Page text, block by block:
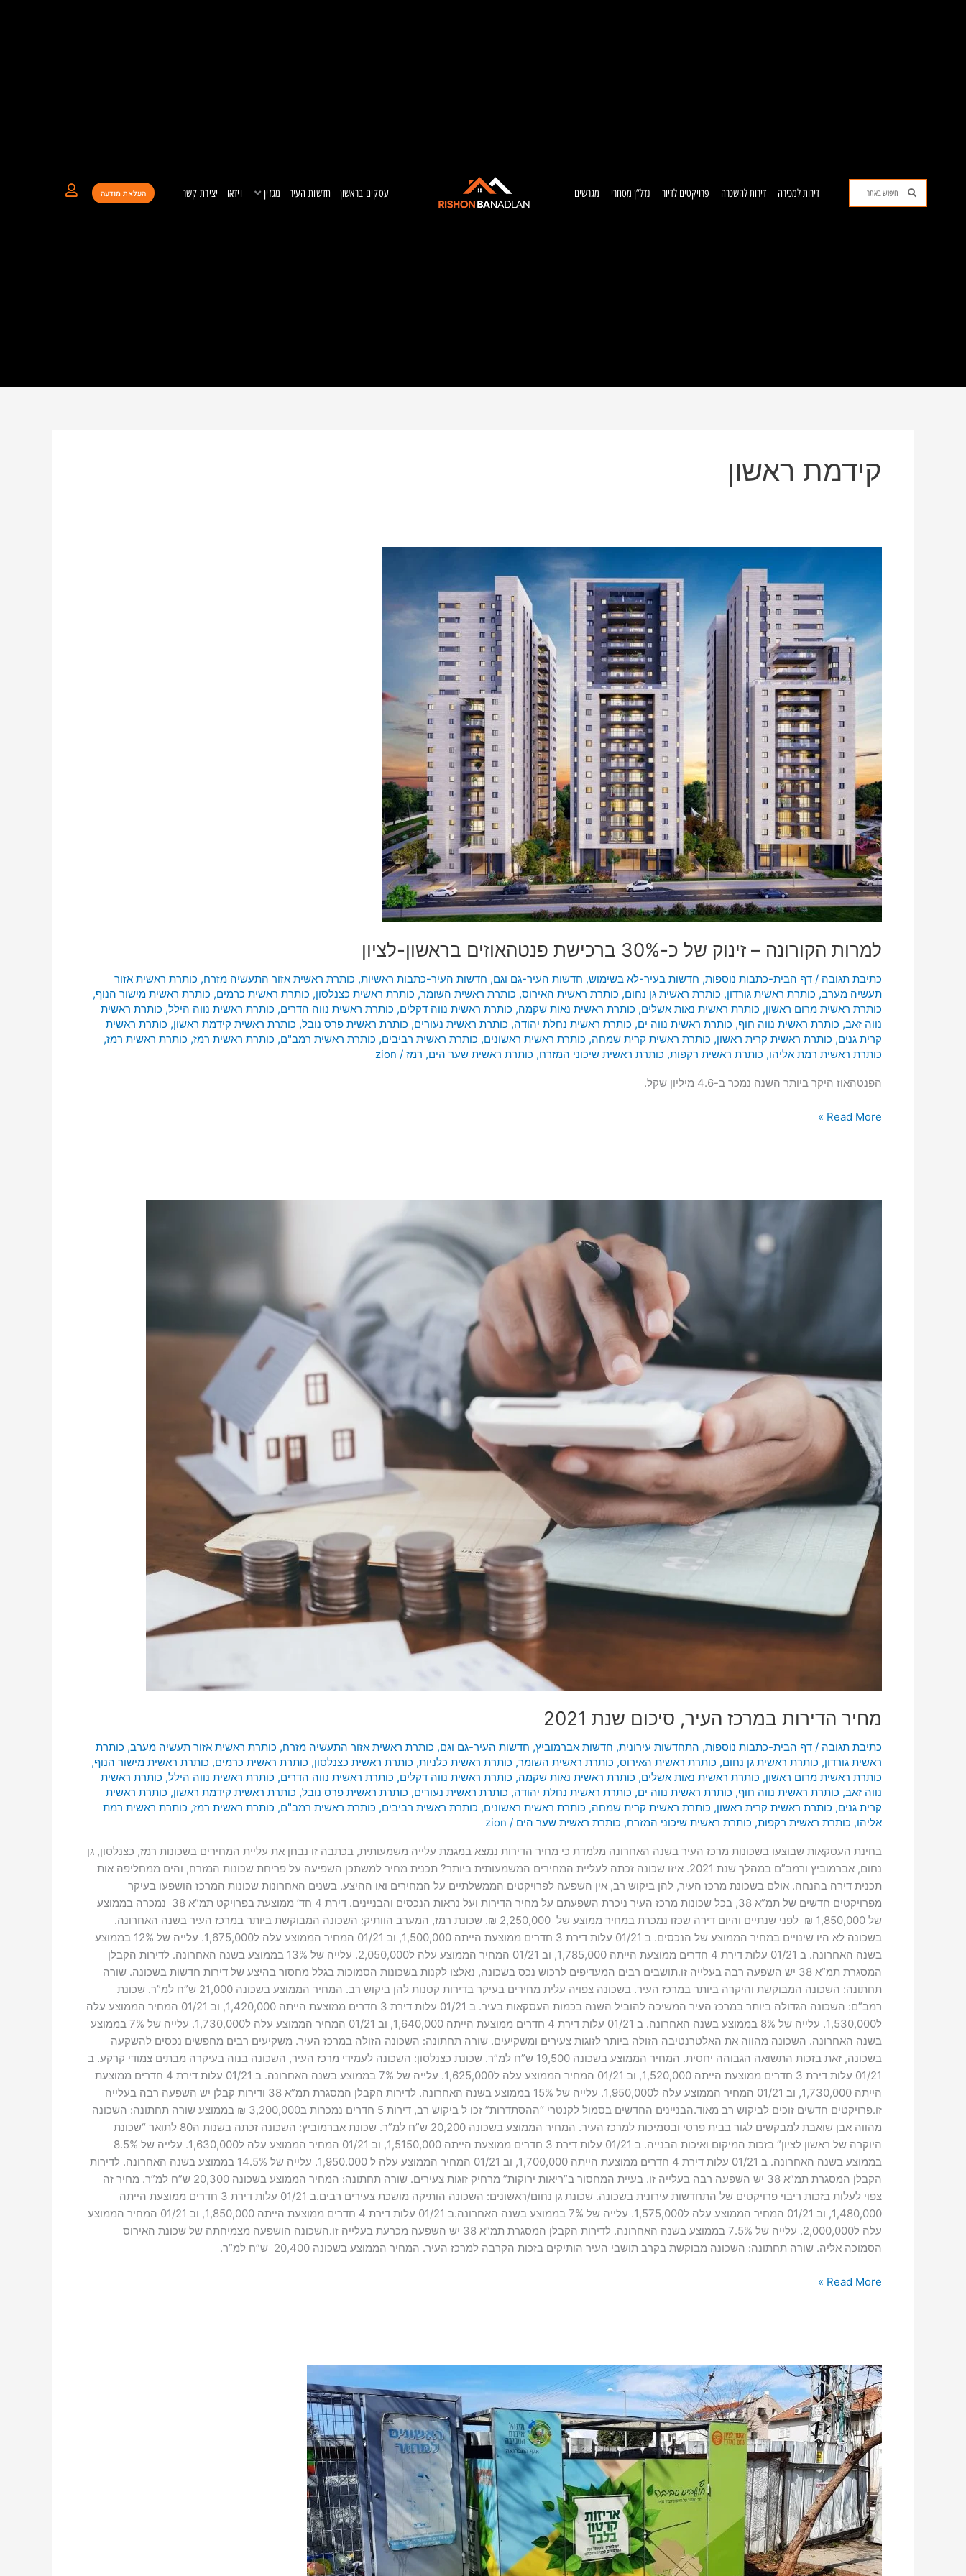
חיפושחיפוש דירות למכירה דירות להשכרה פרויקטים לדיור נדל”ן מסחרי מגרשים עסקים בראשון חדשות העיר מגזין וידאו יצירת קשר העלאת מודעה
קידמת ראשון
למרות הקורונה – זינוק של כ-30% ברכישת פנטהאוזים בראשון-לציון
כתיבת תגובה / דף הבית-כתבות נוספות, חדשות בעיר-לא בשימוש, חדשות העיר-גם וגם, חדשות העיר-כתבות ראשיות, כותרת ראשית אזור התעשיה מזרח, כותרת ראשית אזור
תעשיה מערב, כותרת ראשית גורדון, כותרת ראשית גן נחום, כותרת ראשית האירוס, כותרת ראשית השומר, כותרת ראשית כצנלסון, כותרת ראשית כרמים, כותרת ראשית מישור הנוף,
כותרת ראשית מרום ראשון, כותרת ראשית נאות אשלים, כותרת ראשית נאות שקמה, כותרת ראשית נווה דקלים, כותרת ראשית נווה הדרים, כותרת ראשית נווה הילל, כותרת ראשית
נווה זאב, כותרת ראשית נווה חוף, כותרת ראשית נווה ים, כותרת ראשית נחלת יהודה, כותרת ראשית נעורים, כותרת ראשית פרס נובל, כותרת ראשית קידמת ראשון, כותרת ראשית
קרית גנים, כותרת ראשית קרית ראשון, כותרת ראשית קרית שמחה, כותרת ראשית ראשונים, כותרת ראשית רביבים, כותרת ראשית רמב"ם, כותרת ראשית רמז, כותרת ראשית רמז,
כותרת ראשית רמת אליהו, כותרת ראשית רקפות, כותרת ראשית שיכוני המזרח, כותרת ראשית שער הים, רמז /
zion
הפנטהאוז היקר ביותר השנה נמכר ב-4.6 מיליון שקל.
של
כ-30%
ברכישת
פנטהאוזים
בראשון-לציון
Read More »
מחיר הדירות במרכז העיר, סיכום שנת 2021
כתיבת תגובה / דף הבית-כתבות נוספות, התחדשות עירונית, חדשות אברמוביץ, חדשות העיר-גם וגם, כותרת ראשית אזור התעשיה מזרח, כותרת ראשית אזור תעשיה מערב, כותרת
ראשית גורדון, כותרת ראשית גן נחום, כותרת ראשית האירוס, כותרת ראשית השומר, כותרת ראשית כלניות, כותרת ראשית כצנלסון, כותרת ראשית כרמים, כותרת ראשית מישור הנוף,
כותרת ראשית מרום ראשון, כותרת ראשית נאות אשלים, כותרת ראשית נאות שקמה, כותרת ראשית נווה דקלים, כותרת ראשית נווה הדרים, כותרת ראשית נווה הילל, כותרת ראשית
נווה זאב, כותרת ראשית נווה חוף, כותרת ראשית נווה ים, כותרת ראשית נחלת יהודה, כותרת ראשית נעורים, כותרת ראשית פרס נובל, כותרת ראשית קידמת ראשון, כותרת ראשית
קרית גנים, כותרת ראשית קרית ראשון, כותרת ראשית קרית שמחה, כותרת ראשית ראשונים, כותרת ראשית רביבים, כותרת ראשית רמב"ם, כותרת ראשית רמז, כותרת ראשית רמת
אליהו, כותרת ראשית רקפות, כותרת ראשית שיכוני המזרח, כותרת ראשית שער הים /
zion
בחינת העסקאות שבוצעו בשכונות מרכז העיר בשנה האחרונה מלמדת כי מחיר הדירות נמצא במגמת עלייה משמעותית, בכתבה זו נבחן את עליית המחירים בשכונות רמז, כצנלסון, גן
נחום, אברמוביץ ורמב”ם במהלך שנת 2021. איזו שכונה זכתה לעליית המחירים המשמעותית ביותר? תכנית מחיר למשתכן השפיעה על פריחת שכונות המזרח, והים ממחליפה אות
תכנית דירה בהנחה. אולם בשכונת מרכז העיר, להן ביקוש רב, אין השפעה לפרויקטים הממשלתיים על המחירים ואו ההיצע. בשנים האחרונות שכונות המרכז הושפעו בעיקר
מפרויקטים חדשים של תמ”א 38, בכל שכונות מרכז העיר ניכרת השפעתם על מחיר הדירות ועל נראות הנכסים והבניינים. דירת 4 חד’ ממוצעת בפרויקט תמ”א 38 נמכרה בממוצע
של 1,850,000 ₪ לפני שנתיים והיום דירה שכזו נמכרת במחיר ממוצע של 2,250,000 ₪. שכונת רמז, המערב הוותיק: השכונה המבוקשת ביותר במרכז העיר בשנה האחרונה.
בשכונה לא היו שינויים במחיר הממוצע של הנכסים. ב 01/21 עלות דירת 3 חדרים ממוצעת הייתה 1,500,000, וב 01/21 המחיר הממוצע עלה ל1,675,000. עלייה של 12% בממוצע
בשנה האחרונה. ב 01/21 עלות דירת 4 חדרים ממוצעת הייתה 1,785,000, וב 01/21 המחיר הממוצע עלה ל2,050,000. עלייה של 13% בממוצע בשנה האחרונה. לדירות הקבלן
המסגרת תמ”א 38 יש השפעה רבה בעלייה זו.תושבים רבים המעדיפים לרכוש נכס בשכונה, נאלצו לקנות בשכונות הסמוכות בגלל מחסור בהיצע של דירות חדשות בשכונה. שורה
תחתונה: השכונה המבוקשת והיקרה ביותר במרכז העיר. בשכונה צפויה עלית מחירים בעיקר בדירות קטנות להן ביקוש רב. המחיר הממוצע בשכונה 21,000 ש”ח למ”ר. שכונת
רמב”ם: השכונה הגדולה ביותר במרכז העיר המשיכה להוביל השנה בכמות העסקאות בעיר. ב 01/21 עלות דירת 3 חדרים ממוצעת הייתה 1,420,000, וב 01/21 המחיר הממוצע עלה
ל1,530,000. עלייה של 8% בממוצע בשנה האחרונה. ב 01/21 עלות דירת 4 חדרים ממוצעת הייתה 1,640,000, וב 01/21 המחיר הממוצע עלה ל1,730,000. עלייה של 7% בממוצע
בשנה האחרונה. השכונה מהווה את האלטרנטיבה הזולה ביותר לזוגות צעירים ומשקיעים. שורה תחתונה: השכונה הזולה במרכז העיר. משקיעים רבים מחפשים נכסים להשקעה
בשכונה, זאת בזכות התשואה הגבוהה יחסית. המחיר הממוצע בשכונה 19,500 ש”ח למ”ר. שכונת כצנלסון: השכונה לעמידי מרכז העיר, השכונה בנוה בעיקרה מבתים צמודי קרקע. ב
01/21 עלות דירת 3 חדרים ממוצעת הייתה 1,520,000, וב 01/21 המחיר הממוצע עלה ל1,625,000. עלייה של 7% בממוצע בשנה האחרונה. ב 01/21 עלות דירת 4 חדרים ממוצעת
הייתה 1,730,000, וב 01/21 המחיר הממוצע עלה ל1,950,000. עלייה של 15% בממוצע בשנה האחרונה. לדירות הקבלן המסגרת תמ”א 38 ודירות קבלן יש השפעה רבה בעלייה
זו.פרויקטים חדשים זוכים לביקוש רב מאוד.הבניינים החדשים בסמול לקנטרי “ההסתדרות” זכו ל ביקוש רב, דירות 5 חדרים נמכרות ב3,200,000 ₪ בממוצע שורה תחתונה: השכונה
מהווה אבן שואבת למבקשים לגור בבית פרטי ובסמיכות למרכז העיר. המחיר הממוצע בשכונה 20,200 ש”ח למ”ר. שכונת אברמוביץ: השכונה זכתה בשנות ה80 לתואר “שכונת
היוקרה של ראשון לציון” בזכות המיקום ואיכות הבנייה. ב 01/21 עלות דירת 3 חדרים ממוצעת הייתה 1,5150,000, וב 01/21 המחיר הממוצע עלה ל1,630,000. עלייה של 8.5%
בממוצע בשנה האחרונה. ב 01/21 עלות דירת 4 חדרים ממוצעת הייתה 1,700,000, וב 01/21 המחיר הממוצע עלה ל 1,950.000. עלייה של 14.5% בממוצע בשנה האחרונה. לדירות
הקבלן המסגרת תמ”א 38 יש השפעה רבה בעלייה זו. בעיית המחסור ב”ריאות ירוקות” מרחיק זוגות צעירים. שורה תחתונה: המחיר הממוצע בשכונה 20,300 ש”ח למ”ר. מחיר זה
צפוי לעלות בזכות ריבוי פרויקטים של התחדשות עירונית בשכונה. שכונת גן נחום/ראשונים: השכונה הותיקה מושכת צעירים רבים.ב 01/21 עלות דירת 3 חדרים ממוצעת הייתה
1,480,000, וב 01/21 המחיר הממוצע עלה ל1,575,000. עלייה של 7% בממוצע בשנה האחרונה.ב 01/21 עלות דירת 4 חדרים ממוצעת הייתה 1,850,000, וב 01/21 המחיר הממוצע
עלה ל2,000,000. עלייה של 7.5% בממוצע בשנה האחרונה. לדירות הקבלן המסגרת תמ”א 38 יש השפעה מכרעת בעלייה זו.השכונה הושפעה מצמיחתה של שכונת האירוס
הסמוכה אליה. שורה תחתונה: השכונה מבוקשת בקרב תושבי העיר הותיקים בזכות הקרבה למרכז העיר. המחיר הממוצע בשכונה 20,400 ש”ח למ”ר.
Read More »
לאור
העלייה
בכמות
המשלוחים:
20
מתקני
מיחזור
קרטונים
יוצבו
בשכונות
העיר